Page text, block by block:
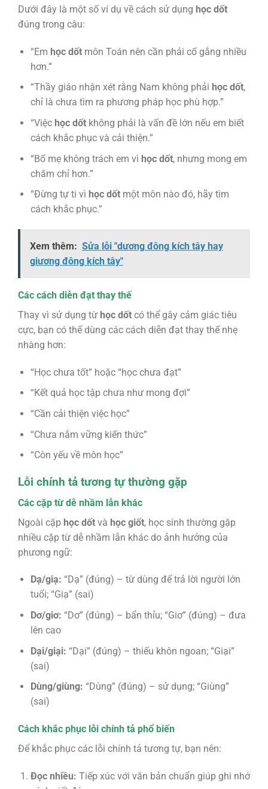
Dưới đây là một số ví dụ về cách sử dụng học dốt
đúng trong câu:
“Em học dốtmôn Toán nên cần phải cố gắng nhiều
hơn.”
“Thầy giáo nhận xét rằng Nam không phải học dốt,
chỉ là chưa tìm ra phương pháp học phù hợp.”
“Việc học dốtkhông phải là vấn đề lớn nếu em biết
cách khắc phục và cải thiện.”
“Bố mẹ không trách em vì học dốt, nhưng mong em
chăm chỉ hơn.”
“Đừng tự ti vì học dốtmột môn nào đó, hãy tìm
cách khắc phục.”
Xem thêm: Sửa lỗi "dương đông kích tây hay
giương đông kích tây"
Các cách diễn đạt thay thế
Thay vì sử dụng từ học dốtcó thể gây cảm giác tiêu
cực, bạn có thể dùng các cách diễn đạt thay thế nhẹ
nhàng hơn:
“Học chưa tốt” hoặc “học chưa đạt”
“Kết quả học tập chưa như mong đợi”
“Cần cải thiện việc học”
“Chưa nắm vững kiến thức”
“Còn yếu về môn học”
Lỗi chính tả tương tự thường gặp
Các cặp từ dễ nhầm lẫn khác
Ngoài cặp học dốtvà học giốt, học sinh thường gặp
nhiều cặp từ dễ nhầm lẫn khác do ảnh hưởng của
phương ngữ:
Dạ/giạ: “Dạ” (đúng) – từ dùng để trả lời người lớn
tuổi; “Giạ” (sai)
Dơ/giơ: “Dơ” (đúng) – bẩn thỉu; “Giơ” (đúng) – đưa
lên cao
Dại/giại: “Dại” (đúng) – thiếu khôn ngoan; “Giại”
(sai)
Dùng/giùng: “Dùng” (đúng) – sử dụng; “Giùng”
(sai)
Cách khắc phục lỗi chính tả phổ biến
Để khắc phục các lỗi chính tả tương tự, bạn nên:
Đọc nhiều: Tiếp xúc với văn bản chuẩn giúp ghi nhớ